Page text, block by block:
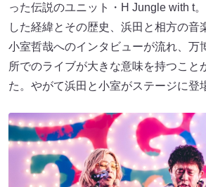
った伝説のユニット・H Jungle with t
した経緯とその歴史、浜田と相方の音
小室哲哉へのインタビューが流れ、万
所でのライブが大きな意味を持つこと
た。やがて浜田と小室がステージに登